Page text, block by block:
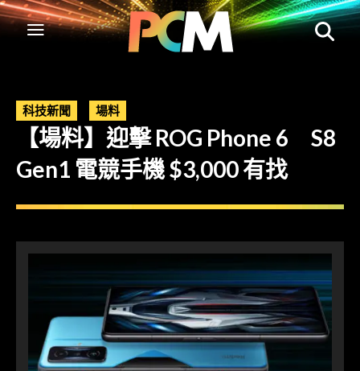
科技新聞 場料
【場料】迎擊 ROG Phone 6 S8
Gen1 電競手機 $3,000 有找